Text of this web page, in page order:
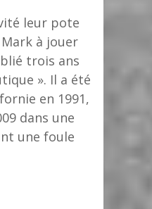
leur pote
à jouer
trois ans
». Il a été
en 1991,
dans une
une foule